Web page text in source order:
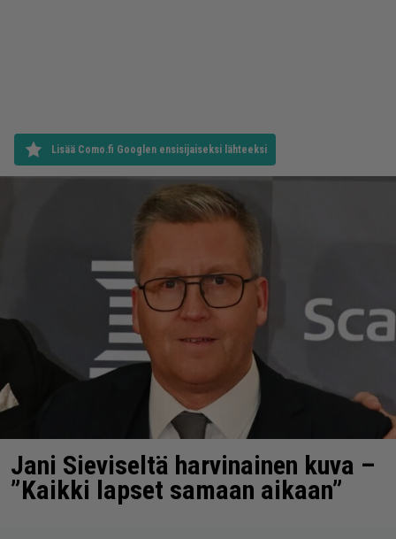
Lisää Como.fi Googlen ensisijaiseksi lähteeksi
Jani Sieviseltä harvinainen kuva –
”Kaikki lapset samaan aikaan”